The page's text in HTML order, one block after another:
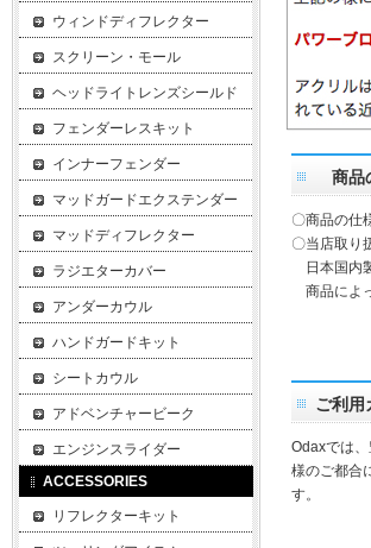
商品
〇商品の仕
〇当店取り
日本国内
商品によ
ご利用
Odaxでは
様のご都合
す。
ウィンドディフレクター
スクリーン・モール
ヘッドライトレンズシールド
フェンダーレスキット
インナーフェンダー
マッドガードエクステンダー
マッドディフレクター
ラジエターカバー
アンダーカウル
ハンドガードキット
シートカウル
アドベンチャービーク
エンジンスライダー
ACCESSORIES
リフレクターキット